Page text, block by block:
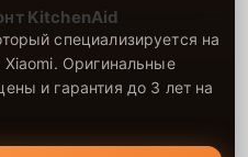
KitchenAid
специализируется на
Оригинальные
и гарантия до 3 лет на